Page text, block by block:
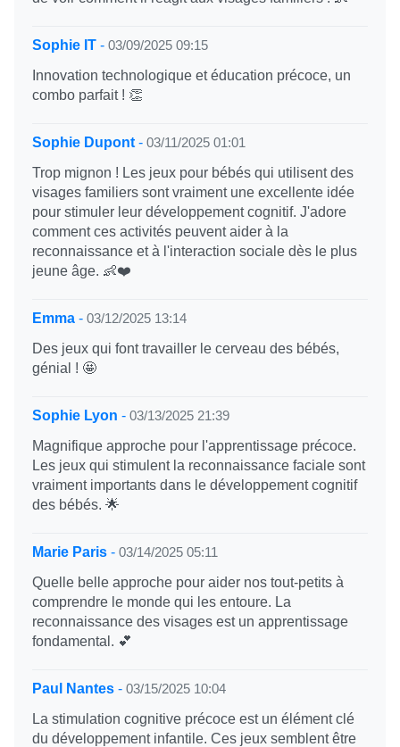
Sophie IT - 03/09/2025 09:15
Innovation technologique et éducation précoce, un
combo parfait ! 👏
Sophie Dupont - 03/11/2025 01:01
Trop mignon ! Les jeux pour bébés qui utilisent des
visages familiers sont vraiment une excellente idée
pour stimuler leur développement cognitif. J'adore
comment ces activités peuvent aider à la
reconnaissance et à l'interaction sociale dès le plus
jeune âge. 👶❤️
Emma - 03/12/2025 13:14
Des jeux qui font travailler le cerveau des bébés,
génial ! 🤩
Sophie Lyon - 03/13/2025 21:39
Magnifique approche pour l'apprentissage précoce.
Les jeux qui stimulent la reconnaissance faciale sont
vraiment importants dans le développement cognitif
des bébés. 🌟
Marie Paris - 03/14/2025 05:11
Quelle belle approche pour aider nos tout-petits à
comprendre le monde qui les entoure. La
reconnaissance des visages est un apprentissage
fondamental. 💕
Paul Nantes - 03/15/2025 10:04
La stimulation cognitive précoce est un élément clé
du développement infantile. Ces jeux semblent être